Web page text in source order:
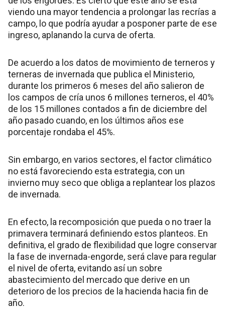
viendo una mayor tendencia a prolongar las recrías a
campo, lo que podría ayudar a posponer parte de ese
ingreso, aplanando la curva de oferta.
De acuerdo a los datos de movimiento de terneros y
terneras de invernada que publica el Ministerio,
durante los primeros 6 meses del año salieron de
los campos de cría unos 6 millones terneros, el 40%
de los 15 millones contados a fin de diciembre del
año pasado cuando, en los últimos años ese
porcentaje rondaba el 45%.
Sin embargo, en varios sectores, el factor climático
no está favoreciendo esta estrategia, con un
invierno muy seco que obliga a replantear los plazos
de invernada.
En efecto, la recomposición que pueda o no traer la
primavera terminará definiendo estos planteos. En
definitiva, el grado de flexibilidad que logre conservar
la fase de invernada-engorde, será clave para regular
el nivel de oferta, evitando así un sobre
abastecimiento del mercado que derive en un
deterioro de los precios de la hacienda hacia fin de
año.